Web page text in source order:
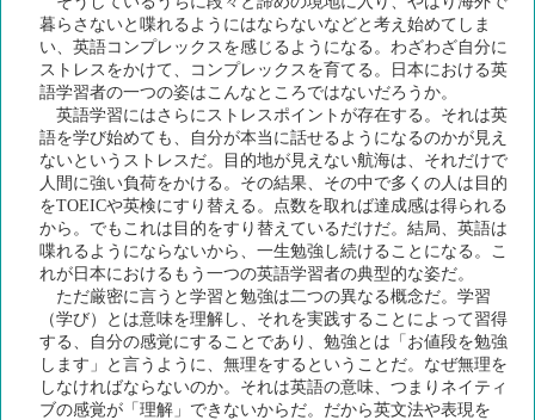
暮らさないと喋れるようにはならないなどと考え始めてしま
い、英語コンプレックスを感じるようになる。わざわざ自分に
ストレスをかけて、コンプレックスを育てる。日本における英
語学習者の一つの姿はこんなところではないだろうか。
英語学習にはさらにストレスポイントが存在する。それは英
語を学び始めても、自分が本当に話せるようになるのかが見え
ないというストレスだ。目的地が見えない航海は、それだけで
人間に強い負荷をかける。その結果、その中で多くの人は目的
をTOEICや英検にすり替える。点数を取れば達成感は得られる
から。でもこれは目的をすり替えているだけだ。結局、英語は
喋れるようにならないから、一生勉強し続けることになる。こ
れが日本におけるもう一つの英語学習者の典型的な姿だ。
ただ厳密に言うと学習と勉強は二つの異なる概念だ。学習
（学び）とは意味を理解し、それを実践することによって習得
する、自分の感覚にすることであり、勉強とは「お値段を勉強
します」と言うように、無理をするということだ。なぜ無理を
しなければならないのか。それは英語の意味、つまりネイティ
ブの感覚が「理解」できないからだ。だから英文法や表現を